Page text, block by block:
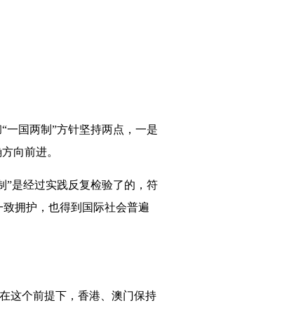
一国两制”方针坚持两点，一是
向前进。
”是经过实践反复检验了的，符
拥护，也得到国际社会普遍
这个前提下，香港、澳门保持